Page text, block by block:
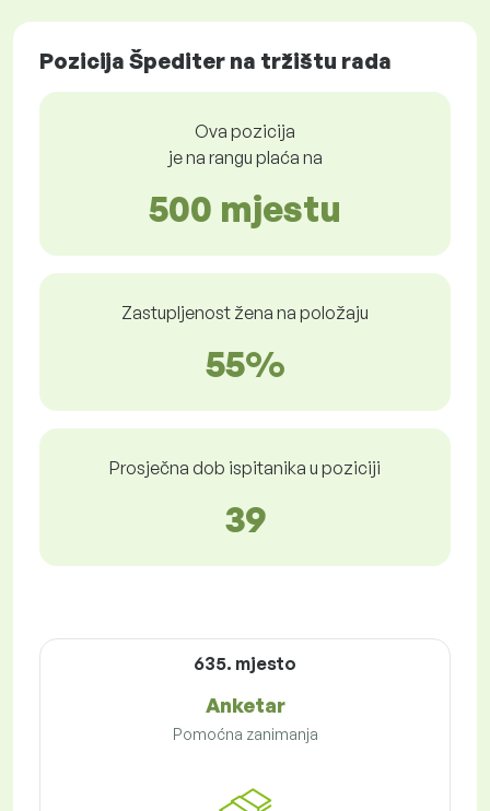
Pozicija Špediter na tržištu rada
Ova pozicija
je na rangu plaća na
500 mjestu
Zastupljenost žena na položaju
55%
Prosječna dob ispitanika u poziciji
39
635. mjesto
Anketar
Pomoćna zanimanja